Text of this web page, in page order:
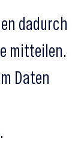
dadurch
mitteilen.
Daten